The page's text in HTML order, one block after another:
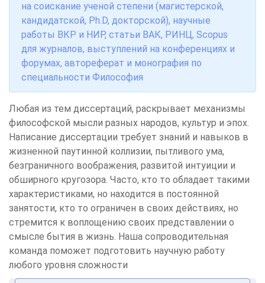
на соискание ученой степени (магистерской,
кандидатской, Ph.D, докторской), научные
работы ВКР и НИР, статьи ВАК, РИНЦ, Scopus
для журналов, выступлений на конференциях и
форумах, автореферат и монография по
специальности Философия
Любая из тем диссертаций, раскрывает механизмы
философской мысли разных народов, культур и эпох.
Написание диссертации требует знаний и навыков в
жизненной паутинной коллизии, пытливого ума,
безграничного воображения, развитой интуиции и
обширного кругозора. Часто, кто то обладает такими
характеристиками, но находится в постоянной
занятости, кто то ограничен в своих действиях, но
стремится к воплощению своих представлении о
смысле бытия в жизнь. Наша сопроводительная
команда поможет подготовить научную работу
любого уровня сложности